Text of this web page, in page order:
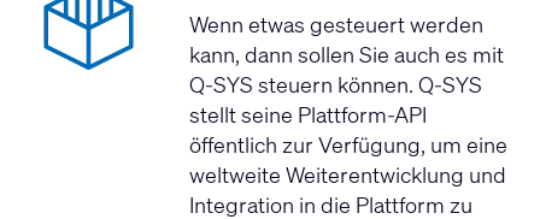
Wenn etwas gesteuert werden
kann, dann sollen Sie auch es mit
Q-SYS steuern können. Q-SYS
stellt seine Plattform-API
öffentlich zur Verfügung, um eine
weltweite Weiterentwicklung und
Integration in die Plattform zu